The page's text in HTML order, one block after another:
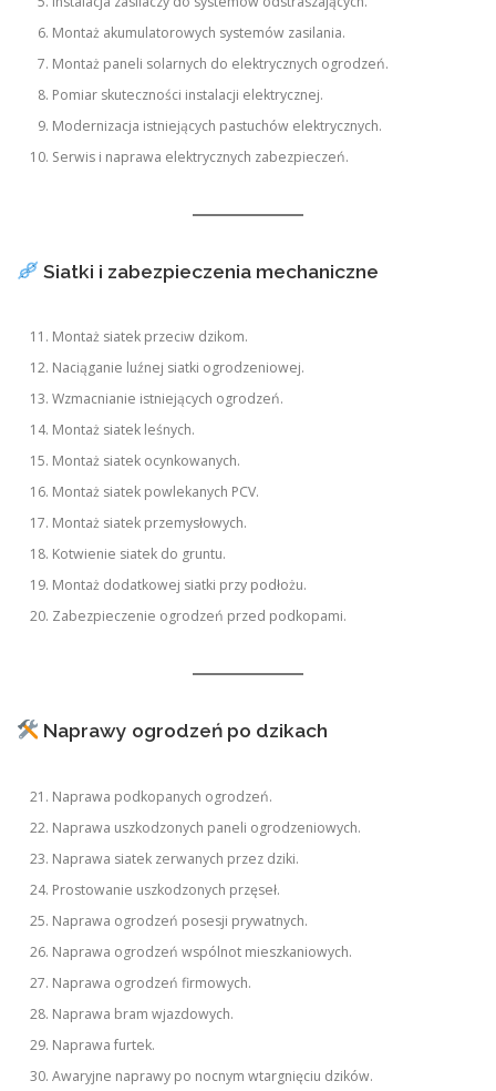
Montaż akumulatorowych systemów zasilania.
Montaż paneli solarnych do elektrycznych ogrodzeń.
Pomiar skuteczności instalacji elektrycznej.
Modernizacja istniejących pastuchów elektrycznych.
Serwis i naprawa elektrycznych zabezpieczeń.
Siatki i zabezpieczenia mechaniczne
Montaż siatek przeciw dzikom.
Naciąganie luźnej siatki ogrodzeniowej.
Wzmacnianie istniejących ogrodzeń.
Montaż siatek leśnych.
Montaż siatek ocynkowanych.
Montaż siatek powlekanych PCV.
Montaż siatek przemysłowych.
Kotwienie siatek do gruntu.
Montaż dodatkowej siatki przy podłożu.
Zabezpieczenie ogrodzeń przed podkopami.
Naprawy ogrodzeń po dzikach
Naprawa podkopanych ogrodzeń.
Naprawa uszkodzonych paneli ogrodzeniowych.
Naprawa siatek zerwanych przez dziki.
Prostowanie uszkodzonych przęseł.
Naprawa ogrodzeń posesji prywatnych.
Naprawa ogrodzeń wspólnot mieszkaniowych.
Naprawa ogrodzeń firmowych.
Naprawa bram wjazdowych.
Naprawa furtek.
Awaryjne naprawy po nocnym wtargnięciu dzików.